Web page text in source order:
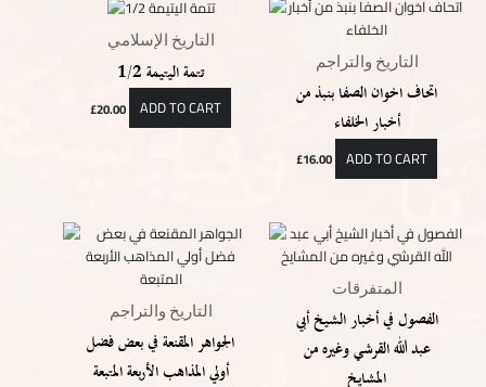
التاريخ الإسلامي
تتمة اليتيمة 1/2
£20.00 ADD TO CART
التاريخ والتراجم
اتحاف اخوان الصفا بنبذ من
أخبار الخلفاء
£16.00 ADD TO CART
التاريخ والتراجم
الجواهر المقنعة في بعض فضل
أولي المذاهب الأربعة المتبعة
المتفرقات
الفصول في أخبار الشيخ أبي
عبد الله القرشي وغيره من
المشايخ